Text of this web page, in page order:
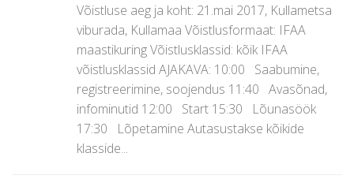
Võistluse aeg ja koht: 21.mai 2017, Kullametsa
viburada, Kullamaa Võistlusformaat: IFAA
maastikuring Võistlusklassid: kõik IFAA
võistlusklassid AJAKAVA: 10:00 Saabumine,
registreerimine, soojendus 11:40 Avasõnad,
infominutid 12:00 Start 15:30 Lõunasöök
17:30 Lõpetamine Autasustakse kõikide
klasside...